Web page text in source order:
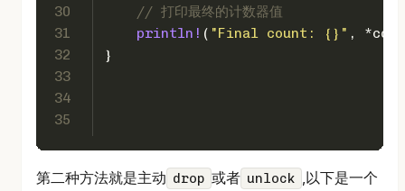
30
31
32
33
34
35
// 打印最终的计数器值
println! ( "Final count: {}" ,
}
第二种方法就是主动 drop 或者 unlock ,以下是一个